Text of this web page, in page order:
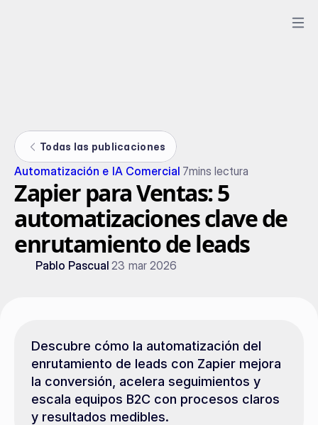
Todas las publicaciones
Automatización e IA Comercial 7mins lectura
Zapier para Ventas: 5
automatizaciones clave de
enrutamiento de leads
Pablo Pascual 23 mar 2026
Descubre cómo la automatización del
enrutamiento de leads con Zapier mejora
la conversión, acelera seguimientos y
escala equipos B2C con procesos claros
y resultados medibles.